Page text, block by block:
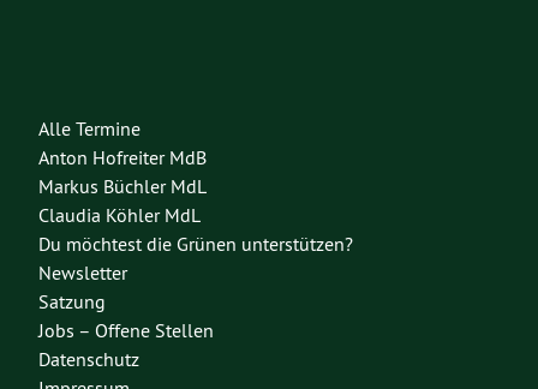
Alle Termine
Anton Hofreiter MdB
Markus Büchler MdL
Claudia Köhler MdL
Du möchtest die Grünen unterstützen?
Newsletter
Satzung
Jobs – Offene Stellen
Datenschutz